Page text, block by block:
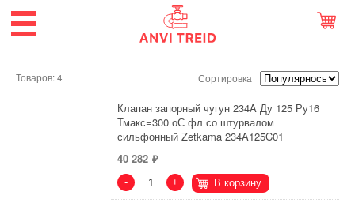
Товаров: 4 Сортировка
Клапан запорный чугун 234A Ду 125 Ру16
Тмакс=300 оС фл со штурвалом
сильфонный Zetkama 234A125C01
40 282
- + В корзину